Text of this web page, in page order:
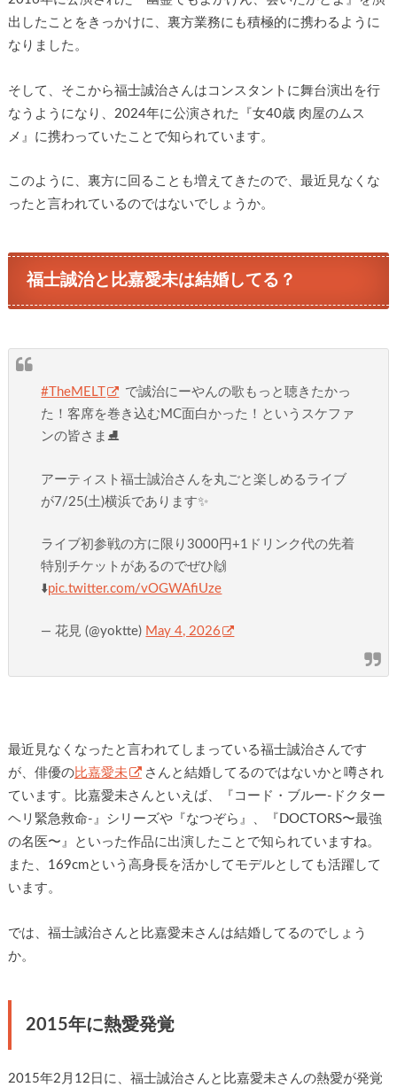
出したことをきっかけに、裏方業務にも積極的に携わるように
なりました。
そして、そこから福士誠治さんはコンスタントに舞台演出を行
なうようになり、2024年に公演された『女40歳 肉屋のムス
メ』に携わっていたことで知られています。
このように、裏方に回ることも増えてきたので、最近見なくな
ったと言われているのではないでしょうか。
福士誠治と比嘉愛未は結婚してる？
#TheMELT
で誠治にーやんの歌もっと聴きたかっ
た！客席を巻き込むMC面白かった！というスケファ
ンの皆さま⛸️
アーティスト福士誠治さんを丸ごと楽しめるライブ
が7/25(土)横浜であります✨
ライブ初参戦の方に限り3000円+1ドリンク代の先着
特別チケットがあるのでぜひ🙌
⬇️pic.twitter.com/vOGWAfiUze
— 花見 (@yoktte) May 4, 2026
最近見なくなったと言われてしまっている福士誠治さんです
が、俳優の比嘉愛未
さんと結婚してるのではないかと噂され
ています。比嘉愛未さんといえば、『コード・ブルー-ドクター
ヘリ緊急救命-』シリーズや『なつぞら』、『DOCTORS〜最強
の名医〜』といった作品に出演したことで知られていますね。
また、169cmという高身長を活かしてモデルとしても活躍して
います。
では、福士誠治さんと比嘉愛未さんは結婚してるのでしょう
か。
2015年に熱愛発覚
2015年2月12日に、福士誠治さんと比嘉愛未さんの熱愛が発覚